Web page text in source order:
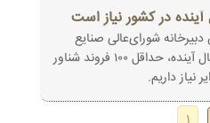
شورای‌عالی صنایع
دریایی کشور گفت:در پنج سال آینده، حداقل ۱۰۰ فروند شناور
نیاز داریم.